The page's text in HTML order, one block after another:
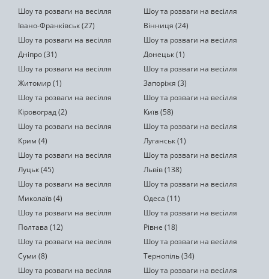
Шоу та розваги на весілля
Івано-Франківськ (27)
Шоу та розваги на весілля
Вінниця (24)
Шоу та розваги на весілля
Дніпро (31)
Шоу та розваги на весілля
Донецьк (1)
Шоу та розваги на весілля
Житомир (1)
Шоу та розваги на весілля
Запоріжя (3)
Шоу та розваги на весілля
Кіровоград (2)
Шоу та розваги на весілля
Київ (58)
Шоу та розваги на весілля
Крим (4)
Шоу та розваги на весілля
Луганськ (1)
Шоу та розваги на весілля
Луцьк (45)
Шоу та розваги на весілля
Львів (138)
Шоу та розваги на весілля
Миколаїв (4)
Шоу та розваги на весілля
Одеса (11)
Шоу та розваги на весілля
Полтава (12)
Шоу та розваги на весілля
Рівне (18)
Шоу та розваги на весілля
Суми (8)
Шоу та розваги на весілля
Тернопіль (34)
Шоу та розваги на весілля
Шоу та розваги на весілля